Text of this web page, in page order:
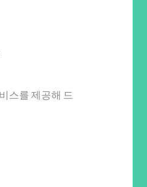
스를 제공해 드